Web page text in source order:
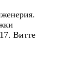
Витте